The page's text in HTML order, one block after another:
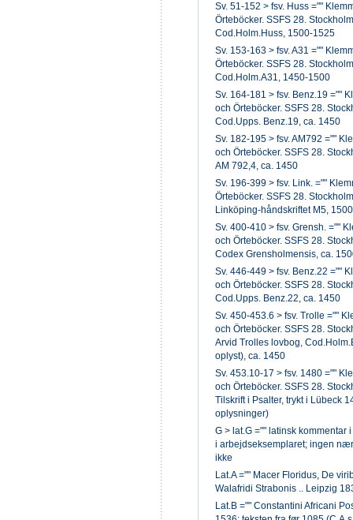
Sv. 51-152 > fsv. Huss =""
Örteböcker. SSFS 28.
Cod.Holm.Huss, 1500-1525
Sv. 153-163 > fsv. A31 =""
Örteböcker. SSFS 28.
Cod.Holm.A31, 1450-1500
Sv. 164-181 > fsv. Benz.19 =""
och Örteböcker. SSFS 28.
Cod.Upps. Benz.19, ca. 1450
Sv. 182-195 > fsv. AM792 =""
och Örteböcker. SSFS 28.
AM 792,4, ca. 1450
Sv. 196-399 > fsv. Link. =""
Örteböcker. SSFS 28.
Linköping-håndskriftet M5,
Sv. 400-410 > fsv. Grensh. =""
och Örteböcker. SSFS 28.
Codex Grensholmensis, ca.
Sv. 446-449 > fsv. Benz.22 =""
och Örteböcker. SSFS 28.
Cod.Upps. Benz.22, ca. 1450
Sv. 450-453.6 > fsv. Trolle =""
och Örteböcker. SSFS 28.
Arvid Trolles lovbog,
oplyst), ca. 1450
Sv. 453.10-17 > fsv. 1480 =""
och Örteböcker. SSFS 28.
Tilskrift i Psalter, trykt i Lübeck
oplysninger)
G > lat.G ="" latinsk kommentar
i arbejdseksemplaret; ingen
ikke
Lat.A ="" Macer Floridus, De
Walafridi Strabonis .. Leipzig
Lat.B ="" Constantini Africani